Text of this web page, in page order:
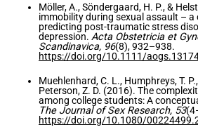
Möller, A., Söndergaard, H. P., &
immobility during sexual assault – a
predicting post-traumatic stress
depression. Acta Obstetricia et
Scandinavica, 96(8), 932–938.
https://doi.org/10.1111/
Muehlenhard, C. L., Humphreys, T.
Peterson, Z. D. (2016). The
among college students: A
The Journal of Sex Research, 53
https://doi.org/10.1080/